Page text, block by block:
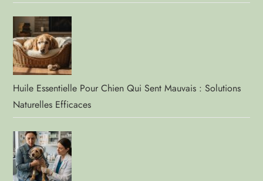
Huile Essentielle Pour Chien Qui Sent Mauvais : Solutions
Naturelles Efficaces